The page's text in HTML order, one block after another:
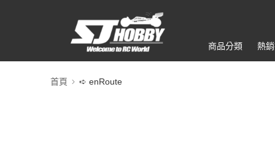
商品分類 熱
首頁 ➪ enRoute